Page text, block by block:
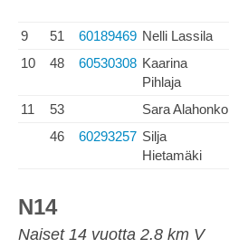
9 51 60189469 Nelli Lassila
10
48 60530308 Kaarina
Pihlaja
11 53 Sara Alahonko
46
60293257 Silja
Hietamäki
N14
Naiset 14 vuotta 2.8 km V